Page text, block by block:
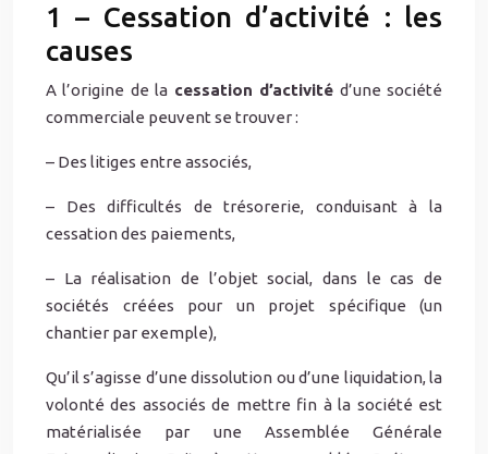
1 – Cessation d’activité : les
causes
A l’origine de la cessation d’activité d’une société
commerciale peuvent se trouver :
– Des litiges entre associés,
– Des difficultés de trésorerie, conduisant à la
cessation des paiements,
– La réalisation de l’objet social, dans le cas de
sociétés créées pour un projet spécifique (un
chantier par exemple),
Qu’il s’agisse d’une dissolution ou d’une liquidation, la
volonté des associés de mettre fin à la société est
matérialisée par une Assemblée Générale